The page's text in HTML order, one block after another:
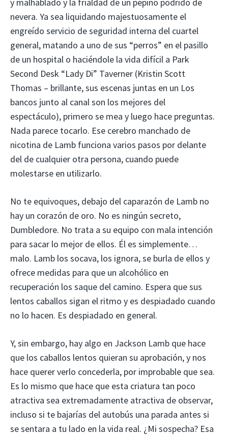
nevera. Ya sea liquidando majestuosamente el
engreído servicio de seguridad interna del cuartel
general, matando a uno de sus “perros” en el pasillo
de un hospital o haciéndole la vida difícil a Park
Second Desk “Lady Di” Taverner (Kristin Scott
Thomas – brillante, sus escenas juntas en un Los
bancos junto al canal son los mejores del
espectáculo), primero se mea y luego hace preguntas.
Nada parece tocarlo. Ese cerebro manchado de
nicotina de Lamb funciona varios pasos por delante
del de cualquier otra persona, cuando puede
molestarse en utilizarlo.
No te equivoques, debajo del caparazón de Lamb no
hay un corazón de oro. No es ningún secreto,
Dumbledore. No trata a su equipo con mala intención
para sacar lo mejor de ellos. Él es simplemente…
malo. Lamb los socava, los ignora, se burla de ellos y
ofrece medidas para que un alcohólico en
recuperación los saque del camino. Espera que sus
lentos caballos sigan el ritmo y es despiadado cuando
no lo hacen. Es despiadado en general.
Y, sin embargo, hay algo en Jackson Lamb que hace
que los caballos lentos quieran su aprobación, y nos
hace querer verlo concederla, por improbable que sea.
Es lo mismo que hace que esta criatura tan poco
atractiva sea extremadamente atractiva de observar,
incluso si te bajarías del autobús una parada antes si
se sentara a tu lado en la vida real. ¿Mi sospecha? Esa